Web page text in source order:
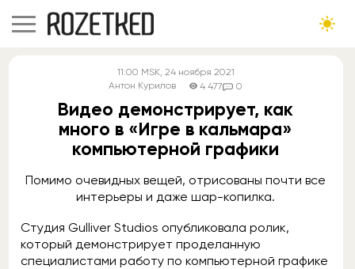
11:00 MSK, 24 ноября 2021
Антон Курилов
4 477 0
Видео демонстрирует, как
много в «Игре в кальмара»
компьютерной графики
Помимо очевидных вещей, отрисованы почти все
интерьеры и даже шар-копилка.
Студия Gulliver Studios опубликовала ролик,
который демонстрирует проделанную
специалистами работу по компьютерной графике